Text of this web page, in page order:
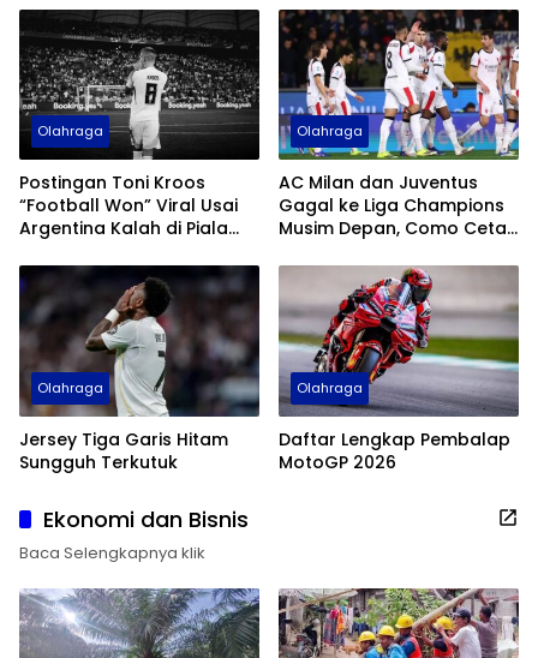
Olahraga
Postingan Toni Kroos
“Football Won” Viral Usai
Argentina Kalah di Piala
Olahraga
AC Milan dan Juventus
Gagal ke Liga Champions
Musim Depan, Como Cetak
Olahraga
Jersey Tiga Garis Hitam
Sungguh Terkutuk
Olahraga
Daftar Lengkap Pembalap
MotoGP 2026
Ekonomi dan Bisnis
Baca Selengkapnya klik